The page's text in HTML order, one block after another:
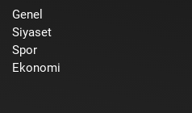
Genel
Siyaset
Spor
Ekonomi